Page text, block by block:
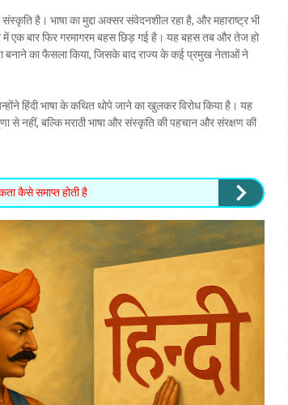
है। भाषा का मुद्दा अक्सर संवेदनशील रहा है, और महाराष्ट्र भी
में एक बार फिर गरमागरम बहस छिड़ गई है। यह बहस तब और तेज हो
बनाने का फैसला किया, जिसके बाद राज्य के कई प्रमुख नेताओं ने
हिंदी भाषा के कथित थोपे जाने का खुलकर विरोध किया है। यह
से नहीं, बल्कि मराठी भाषा और संस्कृति की पहचान और संरक्षण की
कैसे समाप्त होती है